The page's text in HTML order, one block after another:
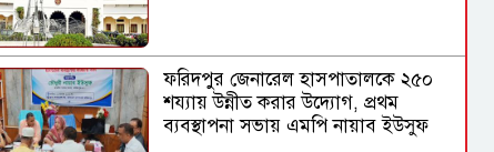
ফরিদপুর জেনারেল হাসপাতালকে ২৫০
শয্যায় উন্নীত করার উদ্যোগ, প্রথম
ব্যবস্থাপনা সভায় এমপি নায়াব ইউসুফ